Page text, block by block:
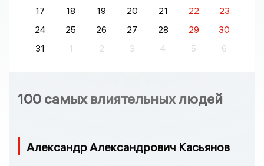
17
18 19 20 21 22
23
24
25 26 27 28 29
30
31
1 2 3 4 5 6
100 самых влиятельных людей
Александр Александрович Касьянов